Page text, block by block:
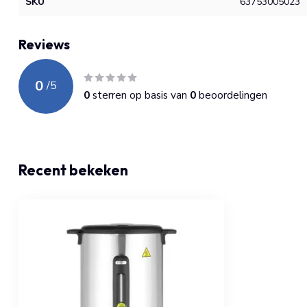
Reviews
0 /5
0sterren op basis van 0beoordelingen
Recent bekeken